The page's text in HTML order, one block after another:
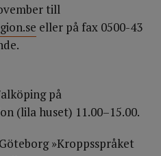
till
eller på fax 0500-43
på
(lila huset) 11.00–15.00.
»Kroppsspråket